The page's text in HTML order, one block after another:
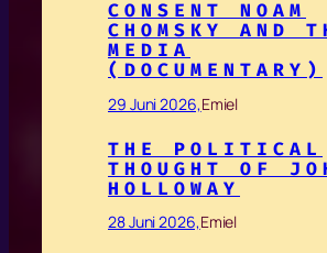
CONSENT NOAM
CHOMSKY AND
MEDIA
(DOCUMENTARY)
29 Juni 2026,Emiel
THE POLITICAL
THOUGHT OF
HOLLOWAY
28 Juni 2026,Emiel